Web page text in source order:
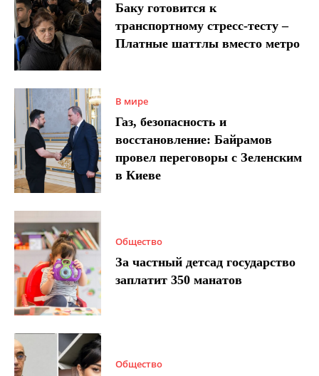
Баку готовится к
транспортному стресс-тесту –
Платные шаттлы вместо метро
В мире
Газ, безопасность и
восстановление: Байрамов
провел переговоры с Зеленским
в Киеве
Общество
За частный детсад государство
заплатит 350 манатов
Общество